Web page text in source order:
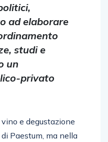
ad elaborare
studi e
un
privato
e degustazione
Paestum, ma nella